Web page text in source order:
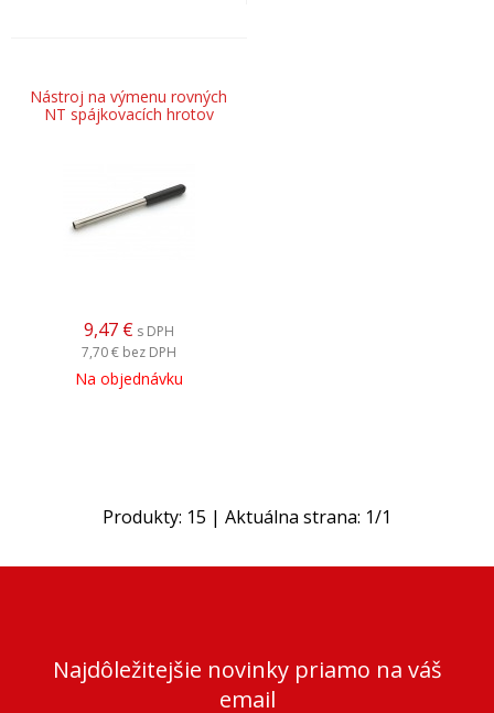
Nástroj na výmenu rovných
NT spájkovacích hrotov
9,47 € s DPH
7,70 € bez DPH
Na objednávku
Produkty: 15 | Aktuálna strana: 1/1
Najdôležitejšie novinky priamo na váš
email